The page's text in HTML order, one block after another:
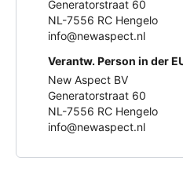
Generatorstraat 60
NL-7556 RC Hengelo
info@newaspect.nl
Verantw. Person in der
New Aspect BV
Generatorstraat 60
NL-7556 RC Hengelo
info@newaspect.nl